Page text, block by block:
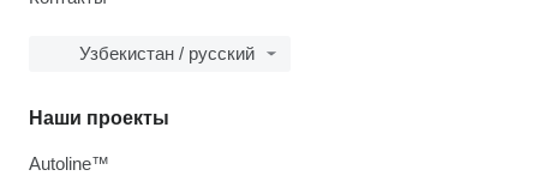
Узбекистан / русский
Наши проекты
Autoline™